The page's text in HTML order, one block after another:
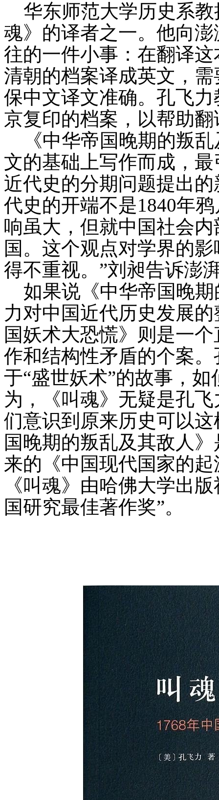
华东师范大学历史系教
魂》的译者之一。他向
往的一件小事：在翻译
清朝的档案译成英文，
保中文译文准确。孔飞
京复印的档案，以帮助
《中华帝国晚期的叛乱
文的基础上写作而成，
近代史的分期问题提出
代史的开端不是1840年
响虽大，但就中国社会
国。这个观点对学界的
得不重视。”刘昶告诉澎
如果说《中华帝国晚期
力对中国近代历史发展
国妖术大恐慌》则是一
作和结构性矛盾的个案
于“盛世妖术”的故事，
为，《叫魂》无疑是孔
们意识到原来历史可以
国晚期的叛乱及其敌人
来的《中国现代国家的
《叫魂》由哈佛大学出
国研究最佳著作奖”。